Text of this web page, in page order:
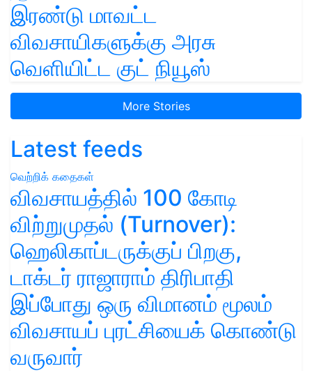
இரண்டு மாவட்ட
விவசாயிகளுக்கு அரசு
வெளியிட்ட குட் நியூஸ்
More Stories
Latest feeds
வெற்றிக் கதைகள்
விவசாயத்தில் 100 கோடி
விற்றுமுதல் (Turnover):
ஹெலிகாப்டருக்குப் பிறகு,
டாக்டர் ராஜாராம் திரிபாதி
இப்போது ஒரு விமானம் மூலம்
விவசாயப் புரட்சியைக் கொண்டு
வருவார்